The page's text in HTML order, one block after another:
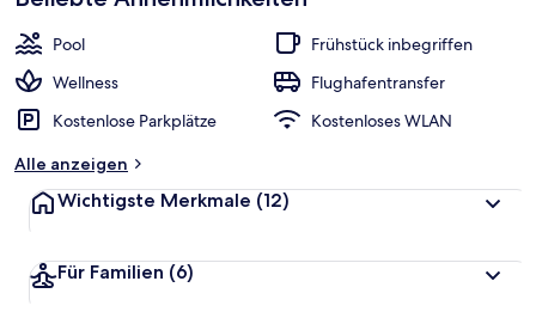
Pool
Frühstück inbegriffen
Wellness
Flughafentransfer
Kostenlose Parkplätze
Kostenloses WLAN
Alle anzeigen
Wichtigste Merkmale (12)
Für Familien (6)